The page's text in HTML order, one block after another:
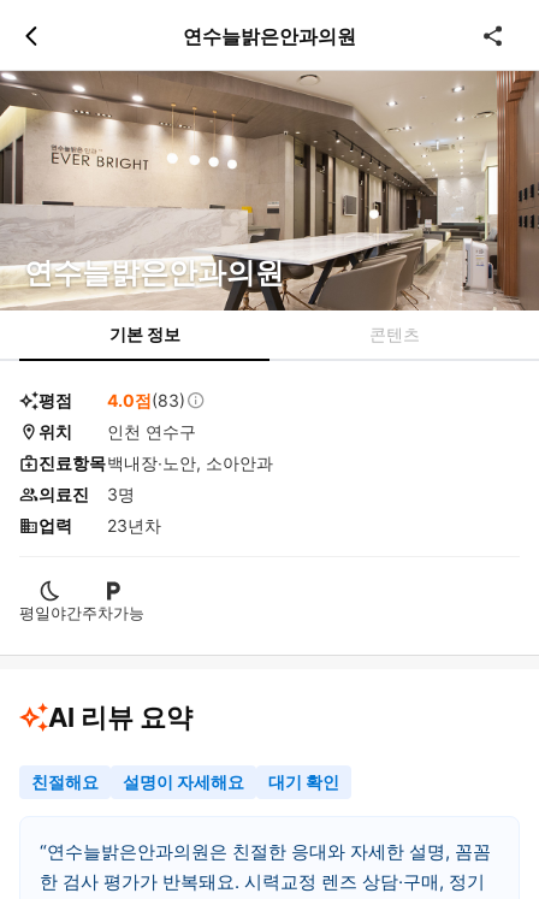
연수늘밝은안과의원
연수늘밝은안과의원
기본 정보 콘텐츠
평점 4.0점(83)
위치
인천 연수구
진료항목백내장∙노안, 소아안과
의료진
3명
업력
23년차
평일야간주차가능
AI 리뷰 요약
친절해요 설명이 자세해요 대기 확인
연수늘밝은안과의원은 친절한 응대와 자세한 설명, 꼼꼼
한 검사 평가가 반복돼요. 시력교정 렌즈 상담·구매, 정기